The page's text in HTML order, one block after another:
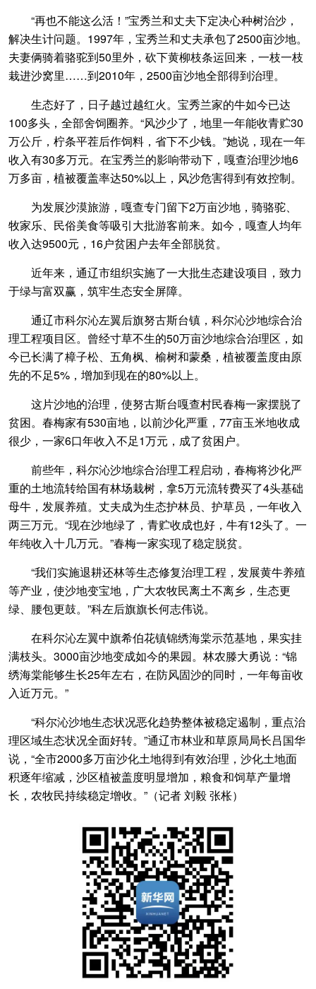
“再也不能这么活！”宝秀兰和丈夫下定决心种树治沙，
解决生计问题。1997年，宝秀兰和丈夫承包了2500亩沙地。
夫妻俩骑着骆驼到50里外，砍下黄柳枝条运回来，一枝一枝
栽进沙窝里……到2010年，2500亩沙地全部得到治理。
生态好了，日子越过越红火。宝秀兰家的牛如今已达
100多头，全部舍饲圈养。“风沙少了，地里一年能收青贮30
万公斤，柠条平茬后作饲料，省下不少钱。”她说，现在一年
收入有30多万元。在宝秀兰的影响带动下，嘎查治理沙地6
万多亩，植被覆盖率达50%以上，风沙危害得到有效控制。
为发展沙漠旅游，嘎查专门留下2万亩沙地，骑骆驼、
牧家乐、民俗美食等吸引大批游客前来。如今，嘎查人均年
收入达9500元，16户贫困户去年全部脱贫。
近年来，通辽市组织实施了一大批生态建设项目，致力
于绿与富双赢，筑牢生态安全屏障。
通辽市科尔沁左翼后旗努古斯台镇，科尔沁沙地综合治
理工程项目区。曾经寸草不生的50万亩沙地综合治理区，如
今已长满了樟子松、五角枫、榆树和蒙桑，植被覆盖度由原
先的不足5%，增加到现在的80%以上。
这片沙地的治理，使努古斯台嘎查村民春梅一家摆脱了
贫困。春梅家有530亩地，以前沙化严重，77亩玉米地收成
很少，一家6口年收入不足1万元，成了贫困户。
前些年，科尔沁沙地综合治理工程启动，春梅将沙化严
重的土地流转给国有林场栽树，拿5万元流转费买了4头基础
母牛，发展养殖。丈夫成为生态护林员、护草员，一年收入
两三万元。“现在沙地绿了，青贮收成也好，牛有12头了。一
年纯收入十几万元。”春梅一家实现了稳定脱贫。
“我们实施退耕还林等生态修复治理工程，发展黄牛养殖
等产业，使沙地变宝地，广大农牧民离土不离乡，生态更
绿、腰包更鼓。”科左后旗旗长何志伟说。
在科尔沁左翼中旗希伯花镇锦绣海棠示范基地，果实挂
满枝头。3000亩沙地变成如今的果园。林农滕大勇说：“锦
绣海棠能够生长25年左右，在防风固沙的同时，一年每亩收
入近万元。”
“科尔沁沙地生态状况恶化趋势整体被稳定遏制，重点治
理区域生态状况全面好转。”通辽市林业和草原局局长吕国华
说，“全市2000多万亩沙化土地得到有效治理，沙化土地面
积逐年缩减，沙区植被盖度明显增加，粮食和饲草产量增
长，农牧民持续稳定增收。”（记者 刘毅 张枨）